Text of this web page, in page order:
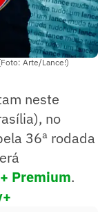
Arte/Lance!)
neste
no
36ª rodada
Premium.